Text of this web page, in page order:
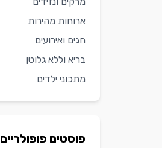
ארוחות מהירות
חגים ואירועים
בריא וללא גלוטן
מתכוני ילדים
פוסטים פופולריים